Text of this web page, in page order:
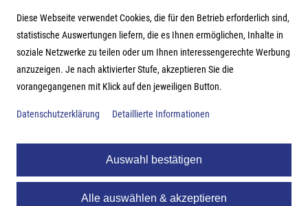
Adresse
Hutter Trade GmbH + Co KG
Bgm.-Landmann-Platz 1-5
Diese Webseite verwendet Cookies, die für den Betrieb erforderlich sind,
statistische Auswertungen liefern, die es Ihnen ermöglichen, Inhalte in
soziale Netzwerke zu teilen oder um Ihnen interessengerechte Werbung
anzuzeigen. Je nach aktivierter Stufe, akzeptieren Sie die
vorangegangenen mit Klick auf den jeweiligen Button.
Datenschutzerklärung Detaillierte Informationen
Auswahl bestätigen
Alle auswählen & akzeptieren